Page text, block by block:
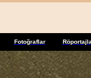
Fotoğraflar